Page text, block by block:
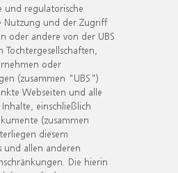
und regulatorische
Nutzung und der Zugriff
oder andere von der UBS
oder
(zusammen "UBS")
Webseiten und alle
einschließlich
(zusammen
diesem
und allen anderen
Die hierin